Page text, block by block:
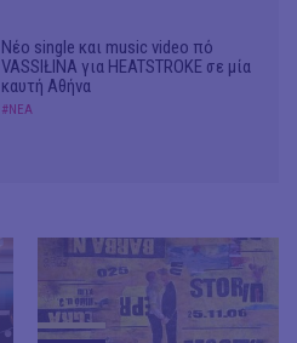
Νέο single και music video πό
VASSIŁINA για HEATSTROKE σε μία
καυτή Αθήνα
#ΝΕΑ